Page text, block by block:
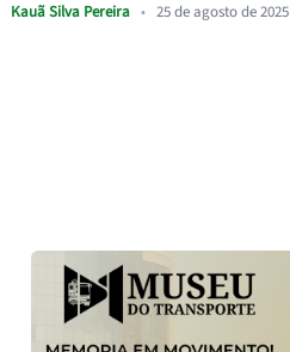
Kauã Silva Pereira • 25 de agosto de 2025